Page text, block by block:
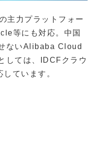
主力プラットフォー
等にも対応。中国
ないAlibaba Cloud
しては、IDCFクラウ
ています。